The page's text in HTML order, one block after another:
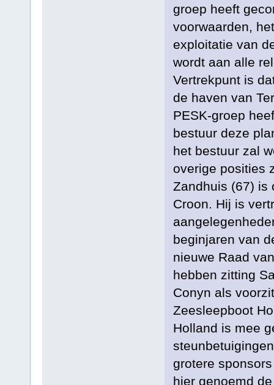
groep heeft
voorwaarden,
exploitatie van
wordt aan alle
Vertrekpunt is
de haven van
PESK-groep
bestuur deze
het bestuur zal
overige posities
Zandhuis (67) is
Croon. Hij is
beginjaren van
nieuwe Raad
hebben zitting
Conyn als
Zeesleepboot
Holland is mee
grotere
hier genoemd